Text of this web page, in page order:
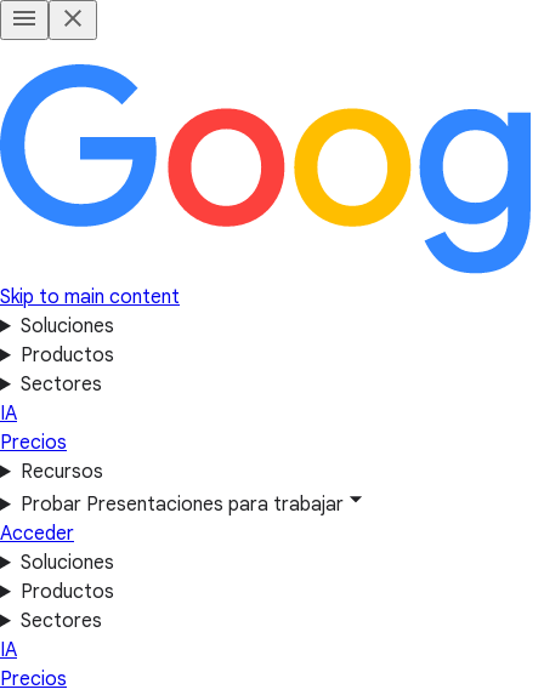
Skip to main content
Soluciones
Productos
Sectores
IA
Precios
Recursos
Probar Presentaciones para trabajar
Acceder
Soluciones
Productos
Sectores
IA
Precios